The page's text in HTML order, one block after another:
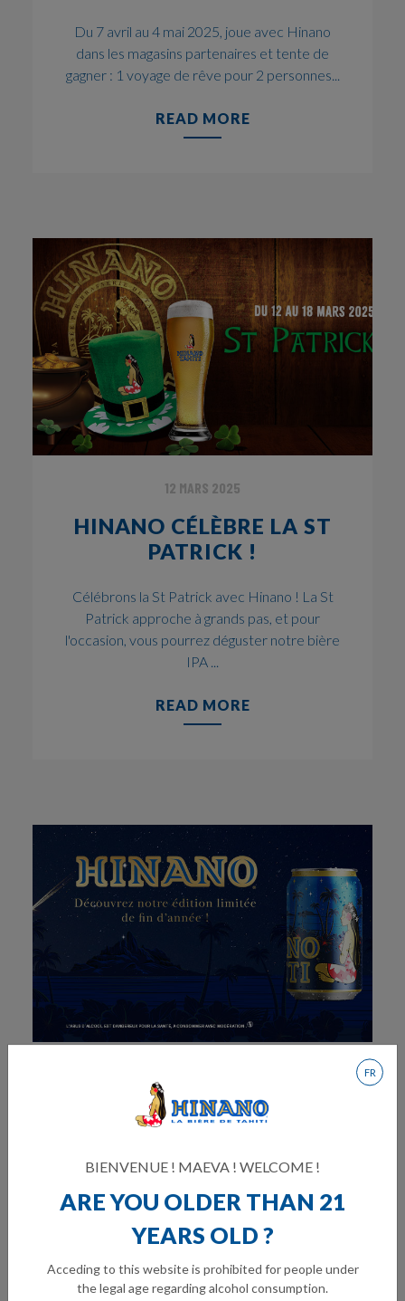
Du 7 avril au 4 mai 2025, joue avec Hinano
dans les magasins partenaires et tente de
gagner : 1 voyage de rêve pour 2 personnes...
READ MORE
12 MARS 2025
HINANO CÉLÈBRE LA ST
PATRICK !
Célébrons la St Patrick avec Hinano ! La St
Patrick approche à grands pas, et pour
l'occasion, vous pourrez déguster notre bière
IPA ...
READ MORE
NOUVEAU COLLECTOR
d'année dès à présent et pour une durée
limitée dans votre point de vente habituel !
Disponi...
READ MORE
FR
BIENVENUE ! MAEVA ! WELCOME !
ARE YOU OLDER THAN 21
YEARS OLD ?
Acceding to this website is prohibited for people under
the legal age regarding alcohol consumption.